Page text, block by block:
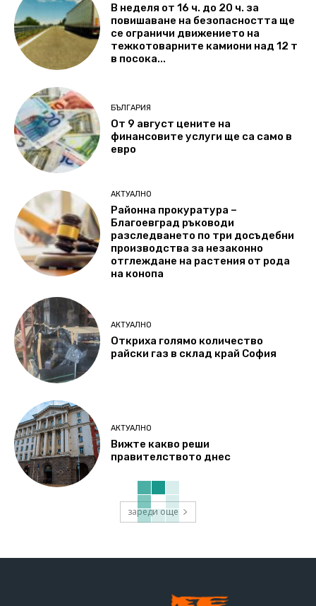
В неделя от 16 ч. до 20 ч. за
повишаване на безопасността ще
се ограничи движението на
тежкотоварните камиони над 12 т
в посока...
БЪЛГАРИЯ
От 9 август цените на
финансовите услуги ще са само в
евро
АКТУАЛНО
Районна прокуратура –
Благоевград ръководи
разследването по три досъдебни
производства за незаконно
отглеждане на растения от рода
на конопа
АКТУАЛНО
Откриха голямо количество
райски газ в склад край София
АКТУАЛНО
Вижте какво реши
правителството днес
зареди още